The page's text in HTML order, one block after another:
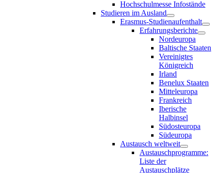
Hochschulmesse Infostände
Studieren im Ausland
Erasmus-Studienaufenthalt
Erfahrungsberichte
Nordeuropa
Baltische Staaten
Vereinigtes
Königreich
Irland
Benelux Staaten
Mitteleuropa
Frankreich
Iberische
Halbinsel
Südosteuropa
Südeuropa
Austausch weltweit
Austauschprogramme:
Liste der
Austauschplätze